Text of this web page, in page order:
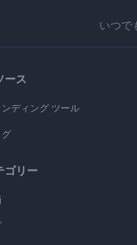
いつで
ース
ディング ツール
ゴリー